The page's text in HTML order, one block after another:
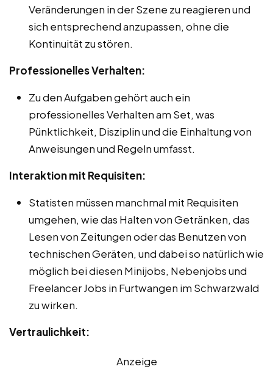
Veränderungen in der Szene zu reagieren und
sich entsprechend anzupassen, ohne die
Kontinuität zu stören.
Professionelles Verhalten:
Zu den Aufgaben gehört auch ein
professionelles Verhalten am Set, was
Pünktlichkeit, Disziplin und die Einhaltung von
Anweisungen und Regeln umfasst.
Interaktion mit Requisiten:
Statisten müssen manchmal mit Requisiten
umgehen, wie das Halten von Getränken, das
Lesen von Zeitungen oder das Benutzen von
technischen Geräten, und dabei so natürlich wie
möglich bei diesen Minijobs, Nebenjobs und
Freelancer Jobs in Furtwangen im Schwarzwald
zu wirken.
Vertraulichkeit:
Anzeige